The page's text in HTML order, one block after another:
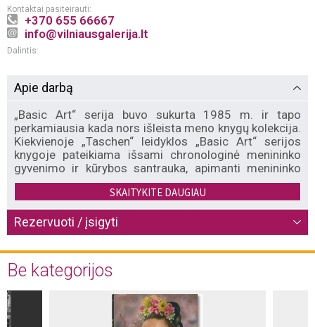
Kontaktai pasiteirauti:
+370 655 66667
info@vilniausgalerija.lt
Dalintis:
Apie darbą
„Basic Art“ serija buvo sukurta 1985 m. ir tapo
perkamiausia kada nors išleista meno knygų kolekcija.
Kiekvienoje „Taschen“ leidyklos „Basic Art“ serijos
knygoje pateikiama išsami chronologinė menininko
gyvenimo ir kūrybos santrauka, apimanti menininko
kultūrinę ir istorinę svarbą, glausta biografija ir
apytiksliai 100 iliustracijų su paaiškinimais.
„Hiroshige“ – Hiroshige was one of the last great
flourished between the 17th and 19th century and did
much to determine the world’s visual concept of
Japan. This dependable introduction leads you
through the blossoming cherry trees, beautiful
women, and dramatic ocean views that made
Hiroshige a household name and became exemplary
SKAITYKITE DAUGIAU
Rezervuoti / įsigyti
Be kategorijos